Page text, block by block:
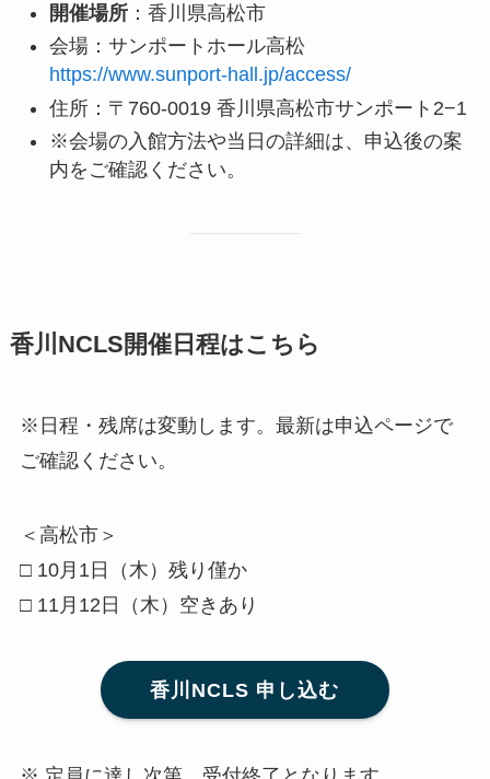
開催場所：香川県高松市
会場：サンポートホール高松
https://www.sunport-hall.jp/access/
住所：〒760-0019 香川県高松市サンポート2−1
※会場の入館方法や当日の詳細は、申込後の案
内をご確認ください。
香川NCLS開催日程はこちら
※日程・残席は変動します。最新は申込ページで
ご確認ください。
＜高松市＞
□ 10月1日（木）残り僅か
□ 11月12日（木）空きあり
香川NCLS 申し込む